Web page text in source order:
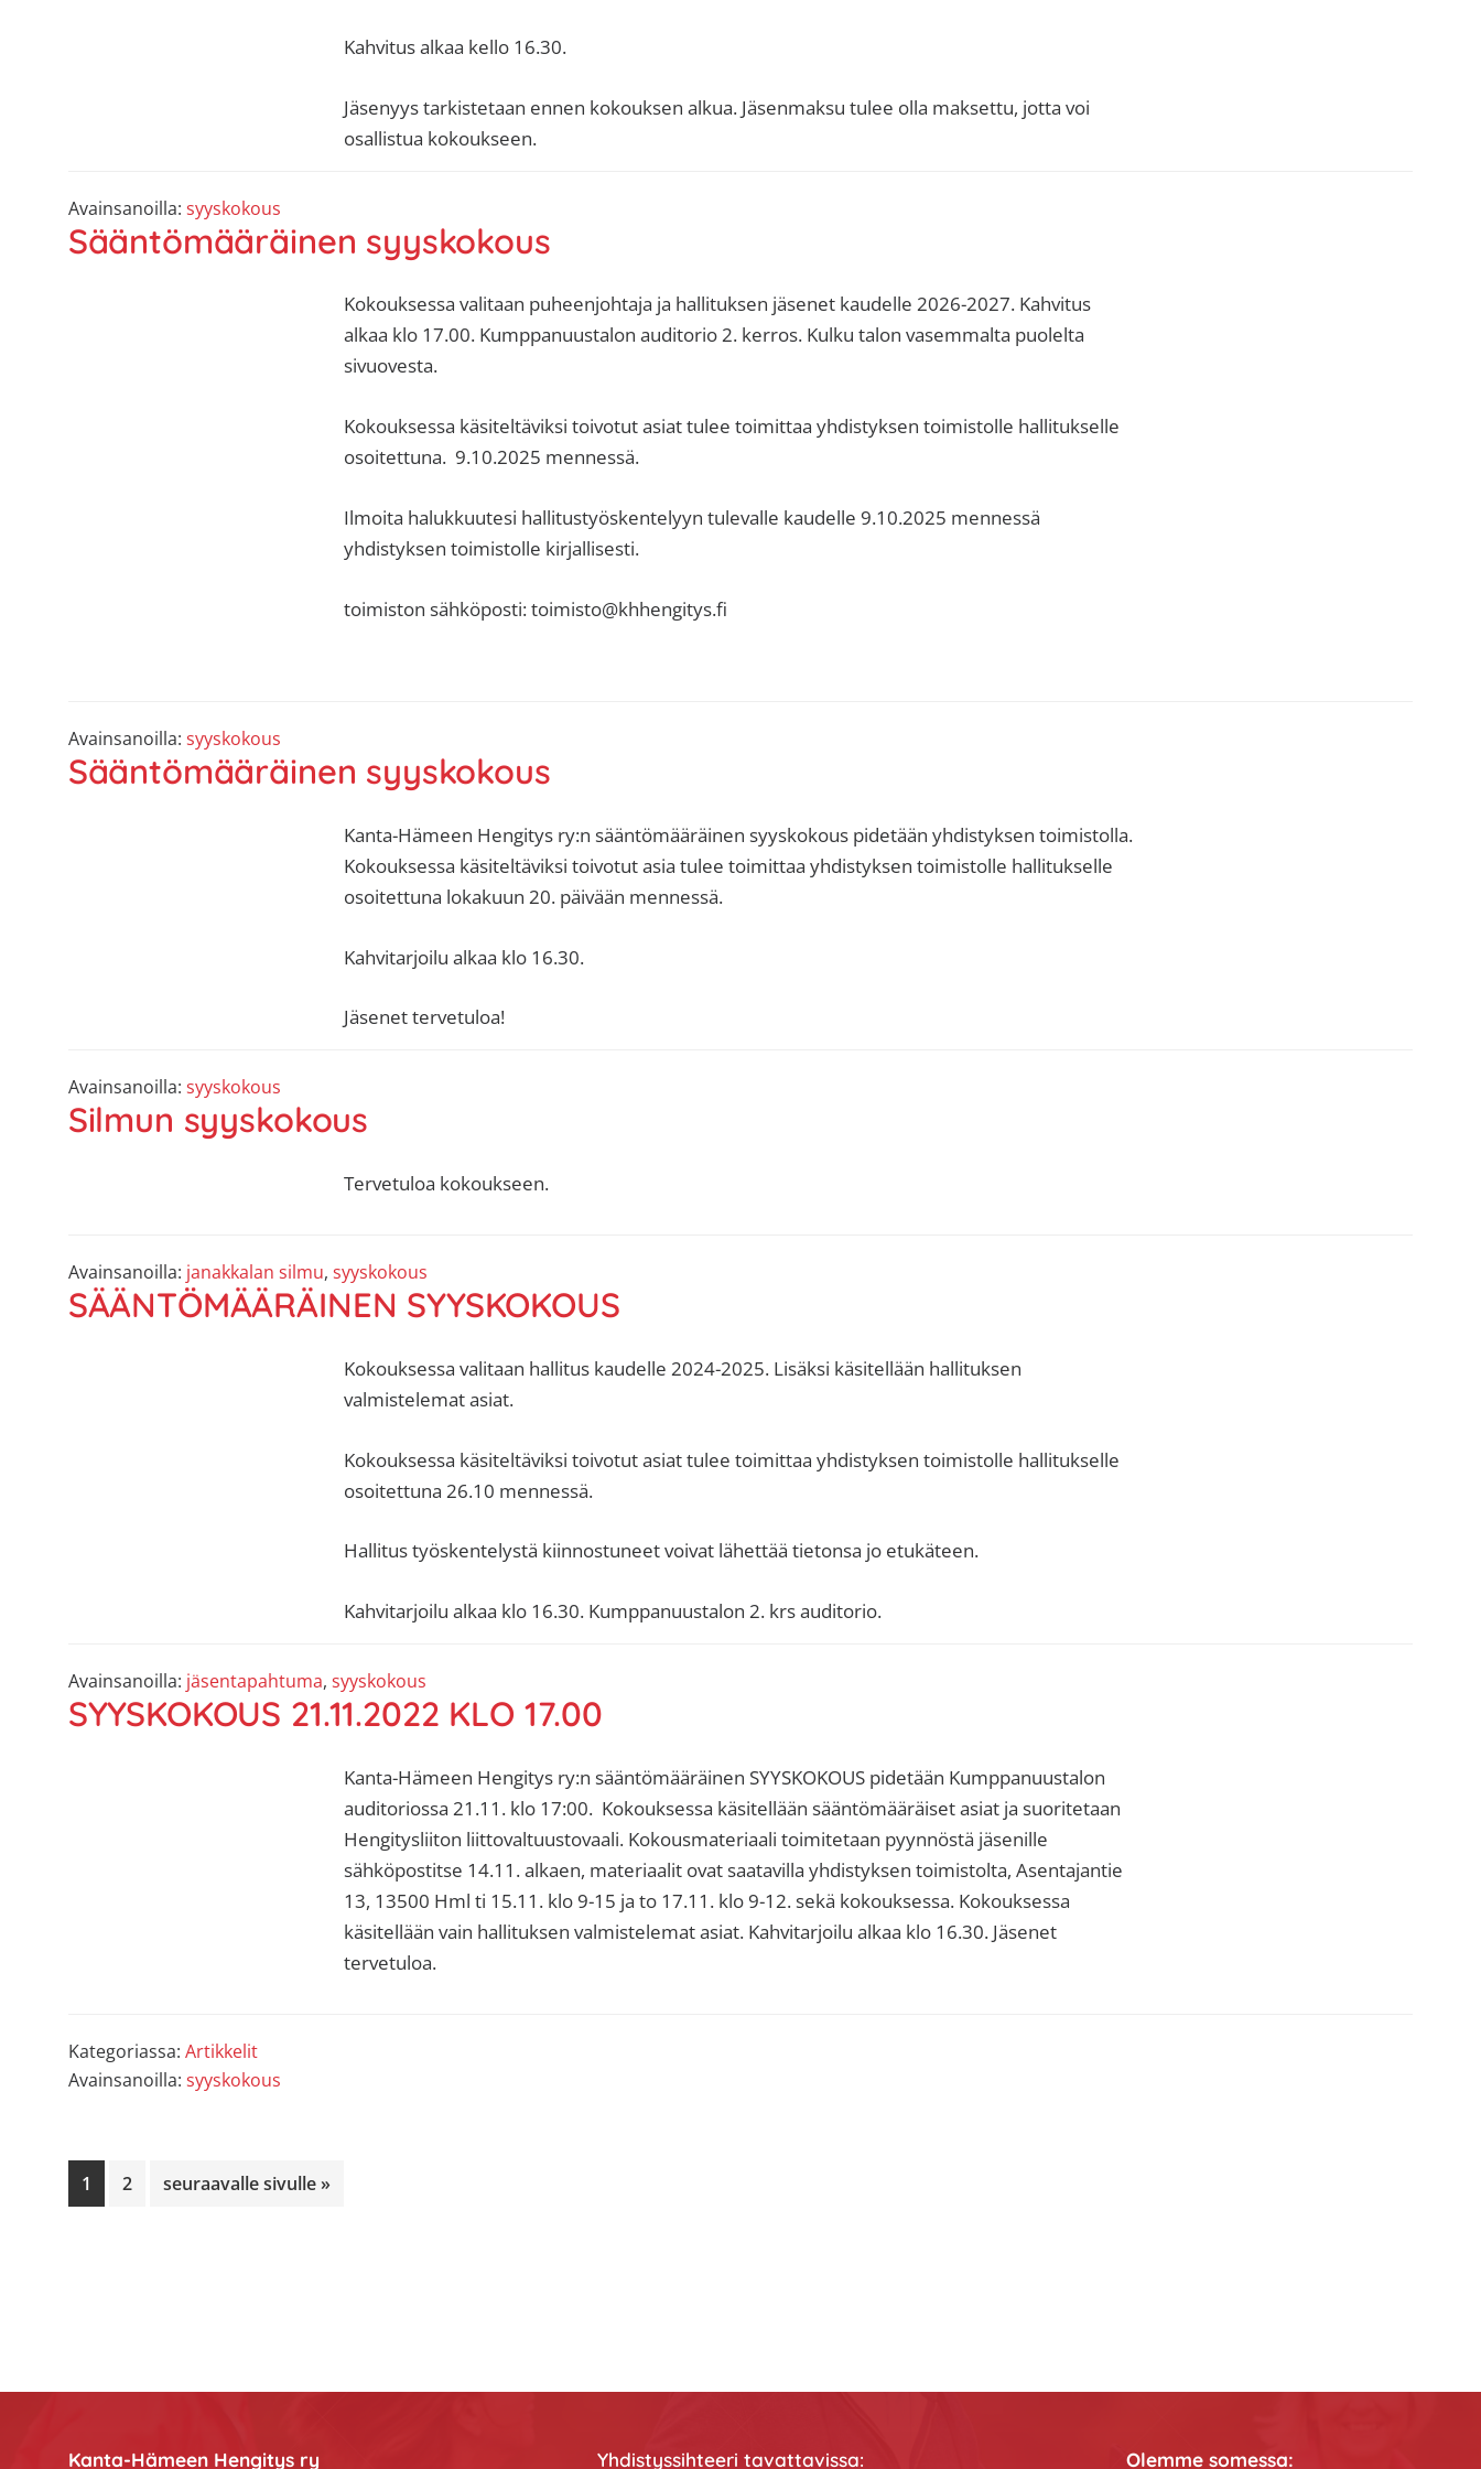
Kahvitus alkaa kello 16.30.
Jäsenyys tarkistetaan ennen kokouksen alkua. Jäsenmaksu tulee olla maksettu, jotta voi
osallistua kokoukseen.
Avainsanoilla: syyskokous
Sääntömääräinen syyskokous
Kokouksessa valitaan puheenjohtaja ja hallituksen jäsenet kaudelle 2026-2027. Kahvitus
alkaa klo 17.00. Kumppanuustalon auditorio 2. kerros. Kulku talon vasemmalta puolelta
sivuovesta.
Kokouksessa käsiteltäviksi toivotut asiat tulee toimittaa yhdistyksen toimistolle hallitukselle
osoitettuna. 9.10.2025 mennessä.
Ilmoita halukkuutesi hallitustyöskentelyyn tulevalle kaudelle 9.10.2025 mennessä
yhdistyksen toimistolle kirjallisesti.
toimiston sähköposti: toimisto@khhengitys.fi
Avainsanoilla: syyskokous
Sääntömääräinen syyskokous
Kanta-Hämeen Hengitys ry:n sääntömääräinen syyskokous pidetään yhdistyksen toimistolla.
Kokouksessa käsiteltäviksi toivotut asia tulee toimittaa yhdistyksen toimistolle hallitukselle
osoitettuna lokakuun 20. päivään mennessä.
Kahvitarjoilu alkaa klo 16.30.
Jäsenet tervetuloa!
Avainsanoilla: syyskokous
Silmun syyskokous
Tervetuloa kokoukseen.
Avainsanoilla: janakkalan silmu, syyskokous
SÄÄNTÖMÄÄRÄINEN SYYSKOKOUS
Kokouksessa valitaan hallitus kaudelle 2024-2025. Lisäksi käsitellään hallituksen
valmistelemat asiat.
Kokouksessa käsiteltäviksi toivotut asiat tulee toimittaa yhdistyksen toimistolle hallitukselle
osoitettuna 26.10 mennessä.
Hallitus työskentelystä kiinnostuneet voivat lähettää tietonsa jo etukäteen.
Kahvitarjoilu alkaa klo 16.30. Kumppanuustalon 2. krs auditorio.
Avainsanoilla: jäsentapahtuma, syyskokous
SYYSKOKOUS 21.11.2022 KLO 17.00
Kanta-Hämeen Hengitys ry:n sääntömääräinen SYYSKOKOUS pidetään Kumppanuustalon
auditoriossa 21.11. klo 17:00. Kokouksessa käsitellään sääntömääräiset asiat ja suoritetaan
Hengitysliiton liittovaltuustovaali. Kokousmateriaali toimitetaan pyynnöstä jäsenille
sähköpostitse 14.11. alkaen, materiaalit ovat saatavilla yhdistyksen toimistolta, Asentajantie
13, 13500 Hml ti 15.11. klo 9-15 ja to 17.11. klo 9-12. sekä kokouksessa. Kokouksessa
käsitellään vain hallituksen valmistelemat asiat. Kahvitarjoilu alkaa klo 16.30. Jäsenet
tervetuloa.
Kategoriassa: Artikkelit
Avainsanoilla: syyskokous
Sivu
1 Sivu
2 Siirry
seuraavalle sivulle »
Kanta-Hämeen Hengitys ry Yhdistyssihteeri tavattavissa: Olemme somessa: